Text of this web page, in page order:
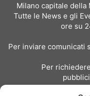
Milano capitale della
Tutte le News e gli
ore su
Per inviare comunicati
Per